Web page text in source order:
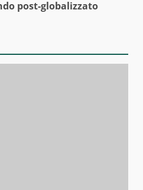
post-globalizzato